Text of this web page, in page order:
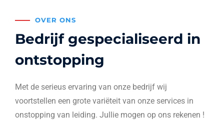
OVER ONS
Bedrijf gespecialiseerd in
ontstopping
Met de serieus ervaring van onze bedrijf wij
voortstellen een grote variëteit van onze services in
onstopping van leiding. Jullie mogen op ons rekenen !